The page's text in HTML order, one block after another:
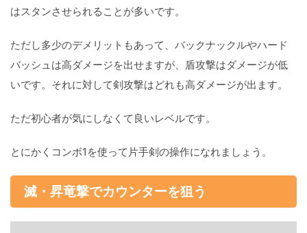
はスタンさせられることが多いです。
ただし多少のデメリットもあって、バックナックルやハード
バッシュは高ダメージを出せますが、盾攻撃はダメージが低
いです。それに対して剣攻撃はどれも高ダメージが出ます。
ただ初心者が気にしなくて良いレベルです。
とにかくコンボ1を使って片手剣の操作になれましょう。
滅・昇竜撃でカウンターを狙う